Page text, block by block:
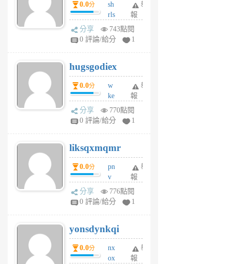
月
前
0.0分
sh
rls
k
m
6
個
月
前
舉
報
分享
743點閱
0 評論/給分
1
hugsgodiex
0.0分
w
ke
rv
pj
6
個
月
前
舉
報
分享
770點閱
0 評論/給分
1
liksqxmqmr
0.0分
pn
v
wt
sv
6
個
月
前
舉
報
分享
776點閱
0 評論/給分
1
yonsdynkqi
0.0分
nx
ox
舉
報